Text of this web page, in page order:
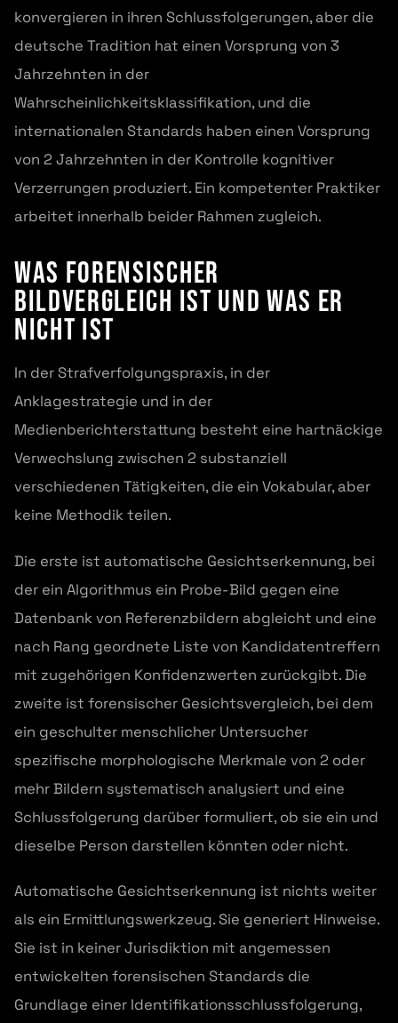
konvergieren in ihren Schlussfolgerungen, aber die
deutsche Tradition hat einen Vorsprung von 3
Jahrzehnten in der
Wahrscheinlichkeitsklassifikation, und die
internationalen Standards haben einen Vorsprung
von 2 Jahrzehnten in der Kontrolle kognitiver
Verzerrungen produziert. Ein kompetenter Praktiker
arbeitet innerhalb beider Rahmen zugleich.
Was forensischer
Bildvergleich ist und was er
nicht ist
In der Strafverfolgungspraxis, in der
Anklagestrategie und in der
Medienberichterstattung besteht eine hartnäckige
Verwechslung zwischen 2 substanziell
verschiedenen Tätigkeiten, die ein Vokabular, aber
keine Methodik teilen.
Die erste ist automatische Gesichtserkennung, bei
der ein Algorithmus ein Probe-Bild gegen eine
Datenbank von Referenzbildern abgleicht und eine
nach Rang geordnete Liste von Kandidatentreffern
mit zugehörigen Konfidenzwerten zurückgibt. Die
zweite ist forensischer Gesichtsvergleich, bei dem
ein geschulter menschlicher Untersucher
spezifische morphologische Merkmale von 2 oder
mehr Bildern systematisch analysiert und eine
Schlussfolgerung darüber formuliert, ob sie ein und
dieselbe Person darstellen könnten oder nicht.
Automatische Gesichtserkennung ist nichts weiter
als ein Ermittlungswerkzeug. Sie generiert Hinweise.
Sie ist in keiner Jurisdiktion mit angemessen
entwickelten forensischen Standards die
Grundlage einer Identifikationsschlussfolgerung,